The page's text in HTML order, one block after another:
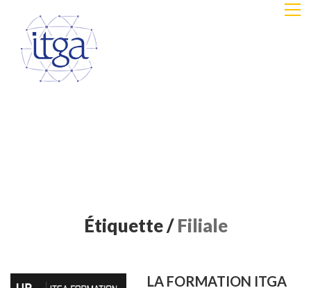
Étiquette /Filiale
LA FORMATION ITGA